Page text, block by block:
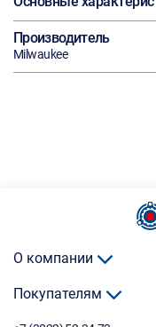
Производитель
Milwaukee
О компании
Покупателям